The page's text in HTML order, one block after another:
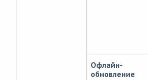
Офлайн-
обновление